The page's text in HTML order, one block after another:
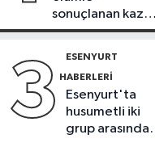
sonuçlanan kaza:
Sürücü
3 ESENYURT
HABERLERI
Esenyurt'ta
husumetli iki
grup arasında